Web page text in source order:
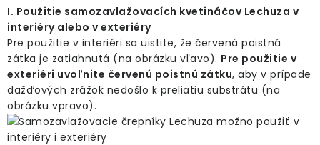
I. Použitie samozavlažovacích kvetináčov Lechuza v
interiéry alebo v exteriéry
Pre použitie v interiéri sa uistite, že červená poistná
zátka je zatiahnutá (na obrázku vľavo). Pre použitie v
exteriéri uvoľnite červenú poistnú zátku, aby v prípade
dažďových zrážok nedošlo k preliatiu substrátu (na
obrázku vpravo).